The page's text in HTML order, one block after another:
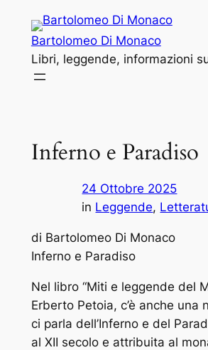
contenuto
Bartolomeo Di Monaco
Libri, leggende, informazioni
Inferno e Paradiso
24 Ottobre 2025
in Leggende,
di Bartolomeo Di Monaco
Inferno e Paradiso
Nel libro “Miti e leggende del
Erberto Petoia, c’è anche una
ci parla dell’Inferno e del
al XII secolo e attribuita al